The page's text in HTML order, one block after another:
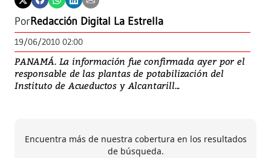
PorRedacción Digital La Estrella
19/06/2010 02:00
PANAMÁ. La información fue confirmada ayer por el
responsable de las plantas de potabilización del
Instituto de Acueductos y Alcantarill...
Encuentra más de nuestra cobertura en los resultados
de búsqueda.